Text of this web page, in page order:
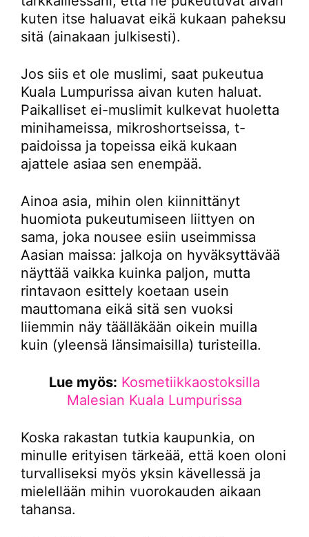
kuten itse haluavat eikä kukaan paheksu
sitä (ainakaan julkisesti).
Jos siis et ole muslimi, saat pukeutua
Kuala Lumpurissa aivan kuten haluat.
Paikalliset ei-muslimit kulkevat huoletta
minihameissa, mikroshortseissa, t-
paidoissa ja topeissa eikä kukaan
ajattele asiaa sen enempää.
Ainoa asia, mihin olen kiinnittänyt
huomiota pukeutumiseen liittyen on
sama, joka nousee esiin useimmissa
Aasian maissa: jalkoja on hyväksyttävää
näyttää vaikka kuinka paljon, mutta
rintavaon esittely koetaan usein
mauttomana eikä sitä sen vuoksi
liiemmin näy täälläkään oikein muilla
kuin (yleensä länsimaisilla) turisteilla.
Lue myös: Kosmetiikkaostoksilla
Malesian Kuala Lumpurissa
Koska rakastan tutkia kaupunkia, on
minulle erityisen tärkeää, että koen oloni
turvalliseksi myös yksin kävellessä ja
mielellään mihin vuorokauden aikaan
tahansa.